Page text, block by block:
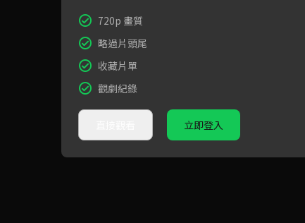
720p 畫質
略過片頭尾
收藏片單
觀劇紀錄
立即登入